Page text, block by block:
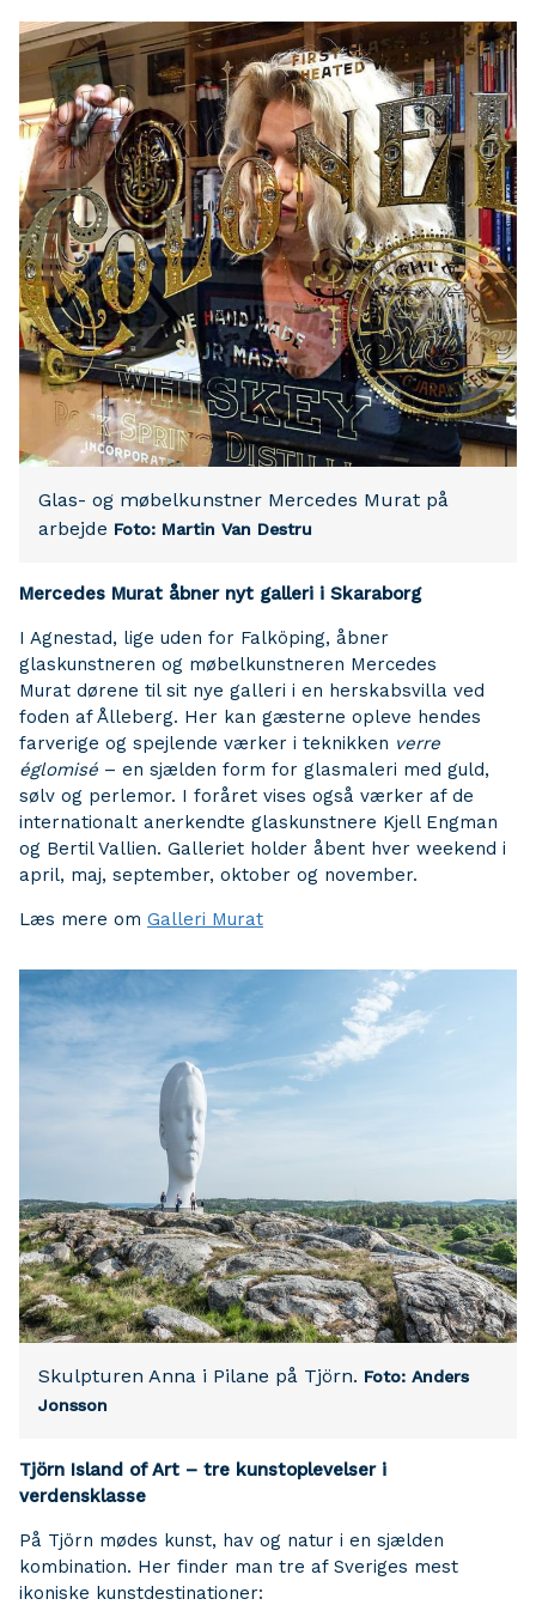
Glas- og møbelkunstner Mercedes Murat på
arbejde Foto: Martin Van Destru
Mercedes Murat åbner nyt galleri i Skaraborg
I Agnestad, lige uden for Falköping, åbner
glaskunstneren og møbelkunstneren Mercedes
Murat dørene til sit nye galleri i en herskabsvilla ved
foden af Ålleberg. Her kan gæsterne opleve hendes
farverige og spejlende værker i teknikken verre
églomisé – en sjælden form for glasmaleri med guld,
sølv og perlemor. I foråret vises også værker af de
internationalt anerkendte glaskunstnere Kjell Engman
og Bertil Vallien. Galleriet holder åbent hver weekend i
april, maj, september, oktober og november.
Læs mere om Galleri Murat
Skulpturen Anna i Pilane på Tjörn. Foto: Anders
Jonsson
Tjörn Island of Art – tre kunstoplevelser i
verdensklasse
På Tjörn mødes kunst, hav og natur i en sjælden
kombination. Her finder man tre af Sveriges mest
ikoniske kunstdestinationer: